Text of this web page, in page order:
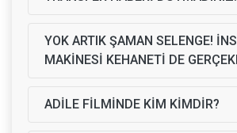
YOK ARTIK ŞAMAN SELENGE!
MAKİNESİ KEHANETİ DE
ADİLE FİLMİNDE KİM KİMDİR?